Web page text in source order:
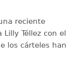
reciente
Téllez con el
los cárteles han